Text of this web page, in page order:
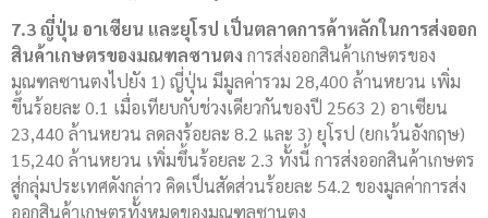
7.3 ญี่ปุ่น อาเซียน และยุโรป เป็นตลาดการค้าหลักในการส่งออก
สินค้าเกษตรของมณฑลซานตง การส่งออกสินค้าเกษตรของ
มณฑลซานตงไปยัง 1) ญี่ปุ่น มีมูลค่ารวม 28,400 ล้านหยวน เพิ่ม
ขึ้นร้อยละ 0.1 เมื่อเทียบกับช่วงเดียวกันของปี 2563 2) อาเซียน
23,440 ล้านหยวน ลดลงร้อยละ 8.2 และ 3) ยุโรป (ยกเว้นอังกฤษ)
15,240 ล้านหยวน เพิ่มขึ้นร้อยละ 2.3 ทั้งนี้ การส่งออกสินค้าเกษตร
สู่กลุ่มประเทศดังกล่าว คิดเป็นสัดส่วนร้อยละ 54.2 ของมูลค่าการส่ง
ออกสินค้าเกษตรทั้งหมดของมณฑลซานตง